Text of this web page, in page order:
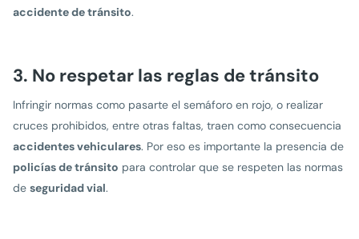
accidente de tránsito.
3. No respetar las reglas de tránsito
Infringir normas como pasarte el semáforo en rojo, o realizar
cruces prohibidos, entre otras faltas, traen como consecuencia
accidentes vehiculares. Por eso es importante la presencia de
policías de tránsito para controlar que se respeten las normas
de seguridad vial.